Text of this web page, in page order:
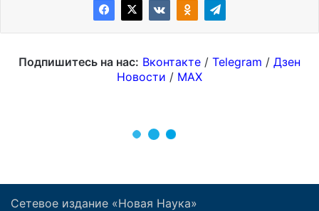
Сетевое издание «Новая Наука»